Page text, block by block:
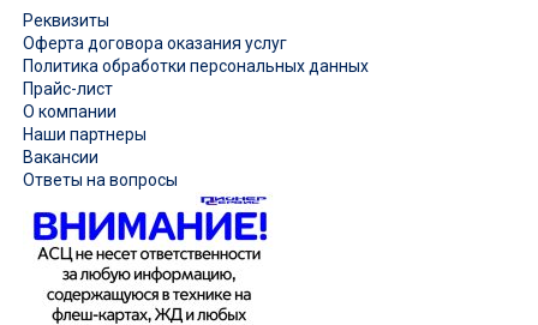
Реквизиты
Оферта договора оказания услуг
Политика обработки персональных данных
Прайс-лист
О компании
Наши партнеры
Вакансии
Ответы на вопросы